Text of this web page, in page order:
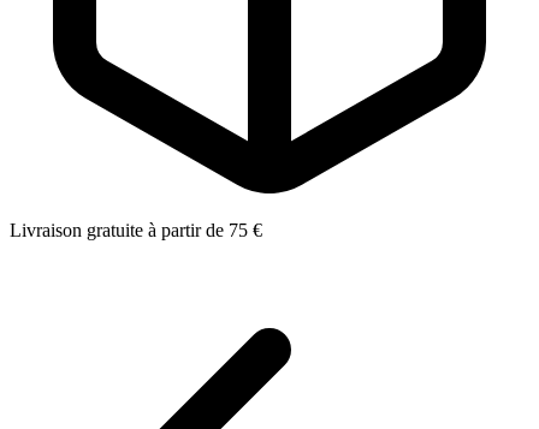
Livraison gratuite à partir de 75 €